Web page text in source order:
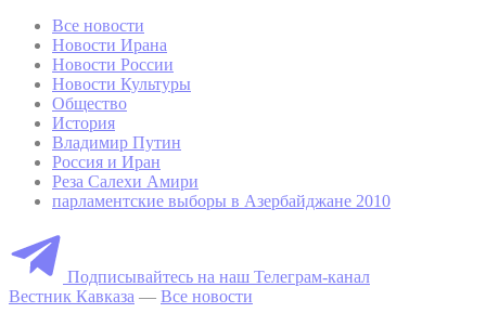
Все новости
Новости Ирана
Новости России
Новости Культуры
Общество
История
Владимир Путин
Россия и Иран
Реза Салехи Амири
парламентские выборы в Азербайджане 2010
Подписывайтесь на наш Телеграм-канал
Вестник Кавказа — Все новости